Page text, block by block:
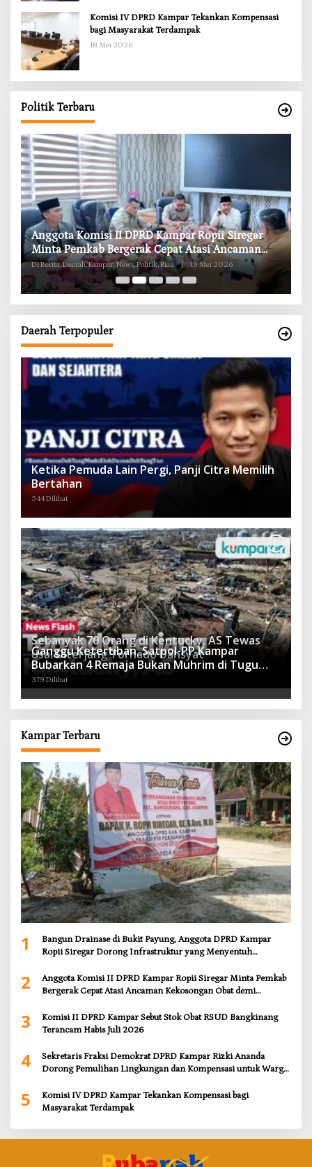
Komisi IV DPRD Kampar Tekankan Kompensasi
bagi Masyarakat Terdampak
18 Mei 2026
Politik Terbaru
Anggota Komisi II DPRD Kampar Ropii Siregar
Minta Pemkab Bergerak Cepat Atasi Ancaman
Kekosongan Obat demi Wujudkan Kampar Dihati
Di Berita, Daerah, Kampar, News, Politik, Riau | 19 Mei 2026
Daerah Terpopuler
Ketika Pemuda Lain Pergi, Panji Citra Memilih
Bertahan
544 Dilihat
Sebanyak 70 Orang di Kentucky, AS Tewas
usai Diterjang Tornado Dahsyat
395 Dilihat
Ganggu Ketertiban, Satpol-PP Kampar
Bubarkan 4 Remaja Bukan Muhrim di Tugu
Batu Hitam dan Tigo Tungku Sajoangan
379 Dilihat
Kampar Terbaru
1
Bangun Drainase di Bukit Payung, Anggota DPRD Kampar
Ropii Siregar Dorong Infrastruktur yang Menyentuh
2
Anggota Komisi II DPRD Kampar Ropii Siregar Minta Pemkab
Bergerak Cepat Atasi Ancaman Kekosongan Obat demi
3
Komisi II DPRD Kampar Sebut Stok Obat RSUD Bangkinang
Terancam Habis Juli 2026
4
Sekretaris Fraksi Demokrat DPRD Kampar Rizki Ananda
Dorong Pemulihan Lingkungan dan Kompensasi untuk Warga
5
Komisi IV DPRD Kampar Tekankan Kompensasi bagi
Masyarakat Terdampak